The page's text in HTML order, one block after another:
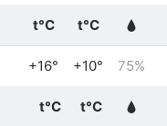
t°C t°C
+16° +10° 75%
t°C t°C